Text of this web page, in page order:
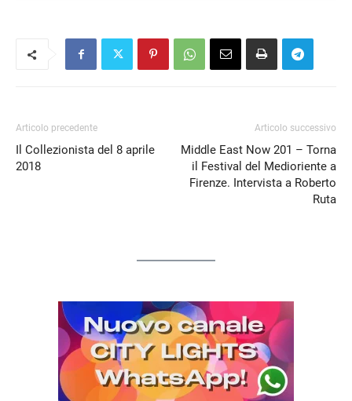
Articolo precedente
Il Collezionista del 8 aprile
2018
Articolo successivo
Middle East Now 201 – Torna
il Festival del Medioriente a
Firenze. Intervista a Roberto
Ruta